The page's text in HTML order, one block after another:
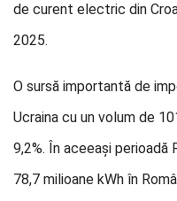
de curent electric din
2025.
O sursă importantă de
Ucraina cu un volum de
9,2%. În aceeaşi
78,7 milioane kWh în